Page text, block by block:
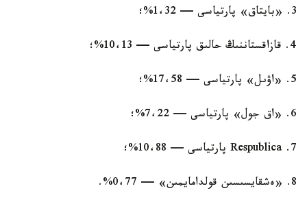
3. «بايتاق» پارتياسى — 1،32%؛
4. قازاقستاننىڭ حالىق پارتياسى — 10،13%؛
5. «اۋىل» پارتياسى — 17،58%؛
6. «اق جول» پارتياسى — 7،22%؛
7. Respublica پارتياسى — 10،88%؛
8. «ەشقايسىسىن قولدامايمىن» — 0،77%.